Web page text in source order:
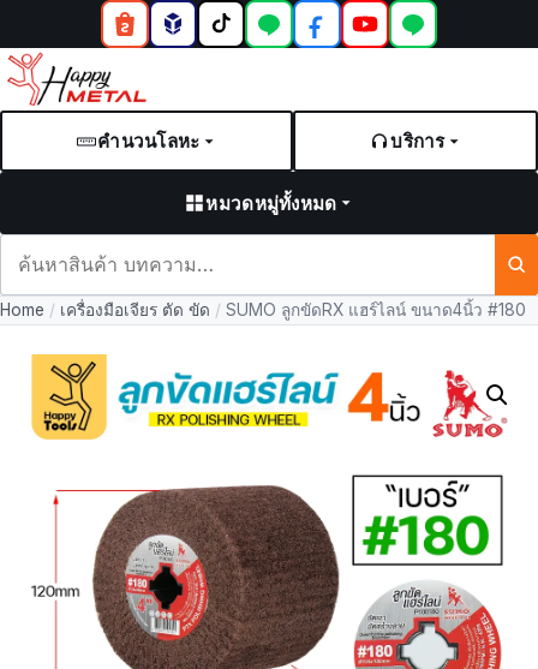
คำนวนโลหะ บริการ
หมวดหมู่ทั้งหมด
และ
Home / เครื่องมือเจียร ตัด ขัด / SUMO ลูกขัดRX แฮร์ไลน์ ขนาด4นิ้ว #180